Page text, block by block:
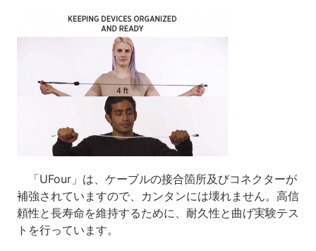
「UFour」は、ケーブルの接合箇所及びコネクターが
補強されていますので、カンタンには壊れません。高信
頼性と長寿命を維持するために、耐久性と曲げ実験テス
トを行っています。